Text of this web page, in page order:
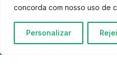
concorda com nosso uso de
Personalizar